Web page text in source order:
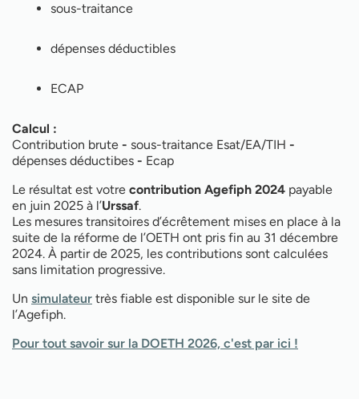
sous-traitance
dépenses déductibles
ECAP
Calcul :
Contribution brute - sous-traitance Esat/EA/TIH -
dépenses déductibes - Ecap
Le résultat est votre contribution Agefiph 2024 payable
en juin 2025 à l’Urssaf.
Les mesures transitoires d’écrêtement mises en place à la
suite de la réforme de l’OETH ont pris fin au 31 décembre
2024. À partir de 2025, les contributions sont calculées
sans limitation progressive.
Un simulateur très fiable est disponible sur le site de
l’Agefiph.
Pour tout savoir sur la DOETH 2026, c'est par ici !